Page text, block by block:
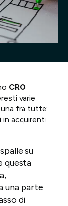
CRO
varie
una fra tutte:
in acquirenti
su
questa
una parte
di